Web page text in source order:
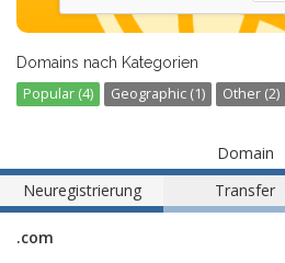
Domains nach Kategorien
Popular (4) Geographic (1) Other (2)
Domain
Neuregistrierung
Transfer
.com